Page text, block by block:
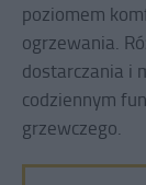
poziomem
ogrzewania.
dostarczania i
codziennym
grzewczego.